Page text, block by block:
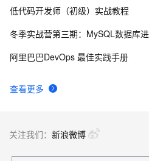
8 Apache HTTP Server
has no attribute ‘ELement’
查看更多
低代码开发师（初级）实战教程
冬季实战营第三期：MySQL数据库
阿里巴巴DevOps 最佳实践手册
关注我们： 新浪微博